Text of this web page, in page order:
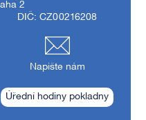
2
DIČ: CZ00216208
Napište nám
Úřední hodiny pokladny